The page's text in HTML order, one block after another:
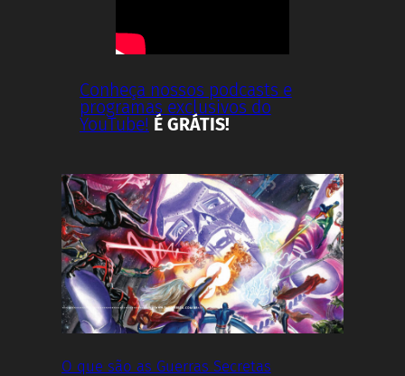
Conheça nossos podcasts e
programas exclusivos do
YouTube! É GRÁTIS!
O que são as Guerras Secretas